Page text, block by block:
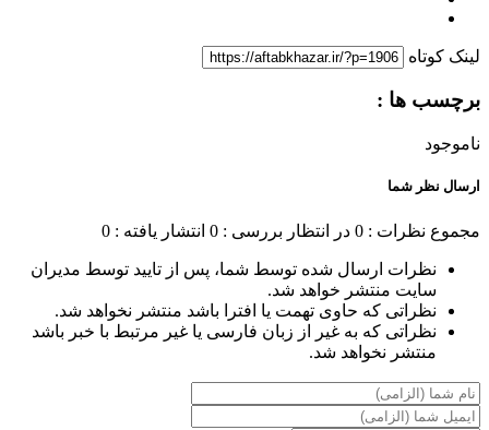
لینک کوتاه
برچسب ها :
ناموجود
ارسال نظر شما
مجموع نظرات : 0 در انتظار بررسی : 0 انتشار یافته : 0
نظرات ارسال شده توسط شما، پس از تایید توسط مدیران
سایت منتشر خواهد شد.
نظراتی که حاوی تهمت یا افترا باشد منتشر نخواهد شد.
نظراتی که به غیر از زبان فارسی یا غیر مرتبط با خبر باشد
منتشر نخواهد شد.